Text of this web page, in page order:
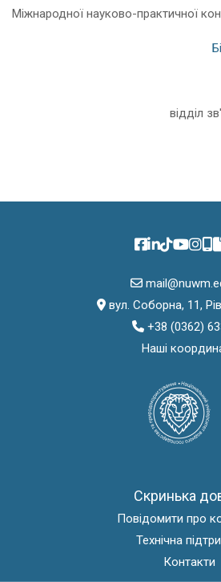
Міжнародної науково-практичної
відділ
вул. Соборна, 11,
+38 (0362)
Наші
Скринька
Повідомити про
Технічна
Контакти